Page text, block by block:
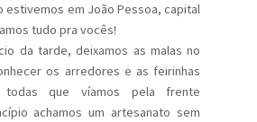
estivemos em João Pessoa, capital
tudo pra vocês!
da tarde, deixamos as malas no
os arredores e as feirinhas
todas que víamos pela frente
achamos um artesanato sem